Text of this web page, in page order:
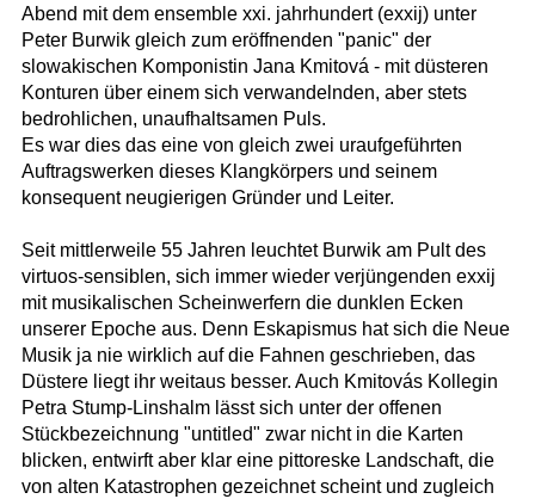
Abend mit dem ensemble xxi. jahrhundert (exxij) unter
Peter Burwik gleich zum eröffnenden "panic" der
slowakischen Komponistin Jana Kmitová - mit düsteren
Konturen über einem sich verwandelnden, aber stets
bedrohlichen, unaufhaltsamen Puls.
Es war dies das eine von gleich zwei uraufgeführten
Auftragswerken dieses Klangkörpers und seinem
konsequent neugierigen Gründer und Leiter.
Seit mittlerweile 55 Jahren leuchtet Burwik am Pult des
virtuos-sensiblen, sich immer wieder verjüngenden exxij
mit musikalischen Scheinwerfern die dunklen Ecken
unserer Epoche aus. Denn Eskapismus hat sich die Neue
Musik ja nie wirklich auf die Fahnen geschrieben, das
Düstere liegt ihr weitaus besser. Auch Kmitovás Kollegin
Petra Stump-Linshalm lässt sich unter der offenen
Stückbezeichnung "untitled" zwar nicht in die Karten
blicken, entwirft aber klar eine pittoreske Landschaft, die
von alten Katastrophen gezeichnet scheint und zugleich